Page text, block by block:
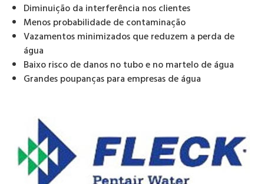
Diminuição da interferência nos clientes
Menos probabilidade de contaminação
Vazamentos minimizados que reduzem a perda de
água
Baixo risco de danos no tubo e no martelo de água
Grandes poupanças para empresas de água